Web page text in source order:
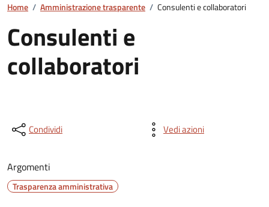
Home / Amministrazione trasparente / Consulenti e collaboratori
Consulenti e
collaboratori
Condividi Vedi azioni
Argomenti
Trasparenza amministrativa